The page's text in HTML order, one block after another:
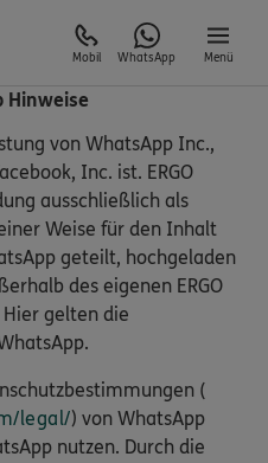
Mobil WhatsApp Menü
Hinweise
von WhatsApp Inc.,
Inc. ist. ERGO
ausschließlich als
Weise für den Inhalt
geteilt, hochgeladen
des eigenen ERGO
gelten die
(
legal/) von WhatsApp
nutzen. Durch die